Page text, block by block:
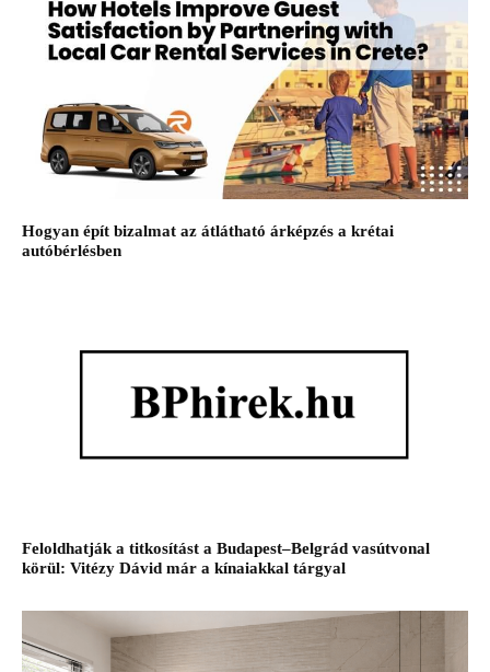
Hogyan épít bizalmat az átlátható árképzés a krétai
autóbérlésben
Feloldhatják a titkosítást a Budapest–Belgrád vasútvonal
körül: Vitézy Dávid már a kínaiakkal tárgyal